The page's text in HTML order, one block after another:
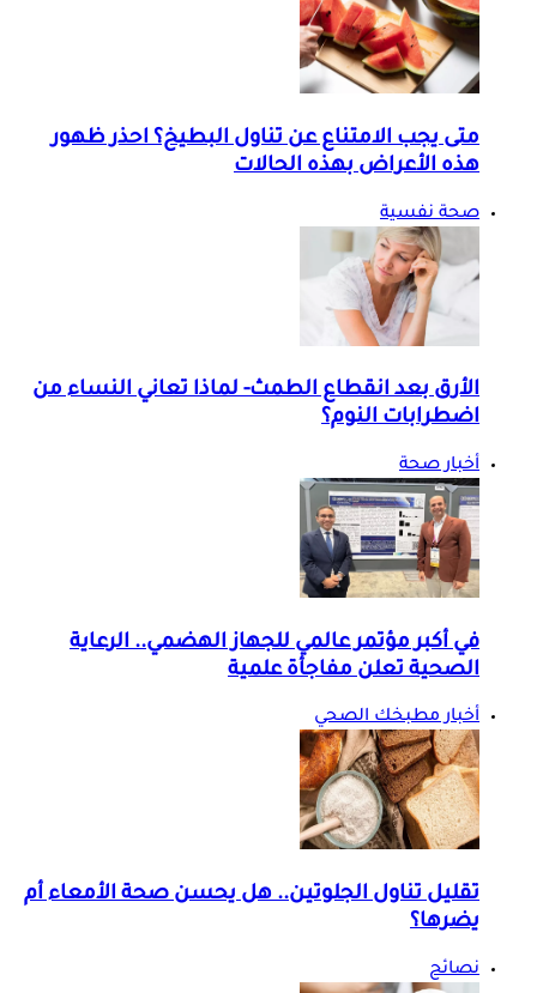
متى يجب الامتناع عن تناول البطيخ؟ احذر ظهور
هذه الأعراض بهذه الحالات
صحة نفسية
الأرق بعد انقطاع الطمث- لماذا تعاني النساء من
اضطرابات النوم؟
أخبار صحة
في أكبر مؤتمر عالمي للجهاز الهضمي.. الرعاية
الصحية تعلن مفاجأة علمية
أخبار مطبخك الصحي
تقليل تناول الجلوتين.. هل يحسن صحة الأمعاء أم
يضرها؟
نصائح